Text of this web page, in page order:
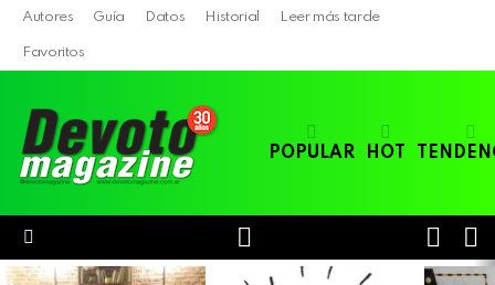
Autores Guía Datos Historial Leer más tarde
Favoritos
POPULAR HOT
SKIN
LATEST